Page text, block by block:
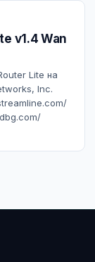
v1.4 Wan
Lite на
Inc.